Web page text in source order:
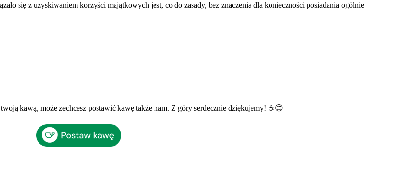
się z uzyskiwaniem korzyści majątkowych jest, co do zasady, bez znaczenia dla konieczności posiadania ogólnie
kawą, może zechcesz postawić kawę także nam. Z góry serdecznie dziękujemy! ☕️😊